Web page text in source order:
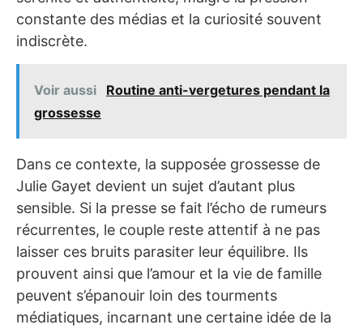
constante des médias et la curiosité souvent
indiscrète.
Voir aussi
Routine anti-vergetures pendant la
grossesse
Dans ce contexte, la supposée grossesse de
Julie Gayet devient un sujet d’autant plus
sensible. Si la presse se fait l’écho de rumeurs
récurrentes, le couple reste attentif à ne pas
laisser ces bruits parasiter leur équilibre. Ils
prouvent ainsi que l’amour et la vie de famille
peuvent s’épanouir loin des tourments
médiatiques, incarnant une certaine idée de la